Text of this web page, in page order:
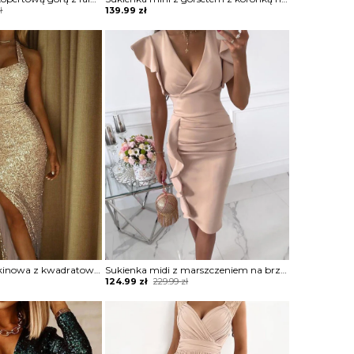
139.99 zł
229.99zł
Original
124.99 zł
Current